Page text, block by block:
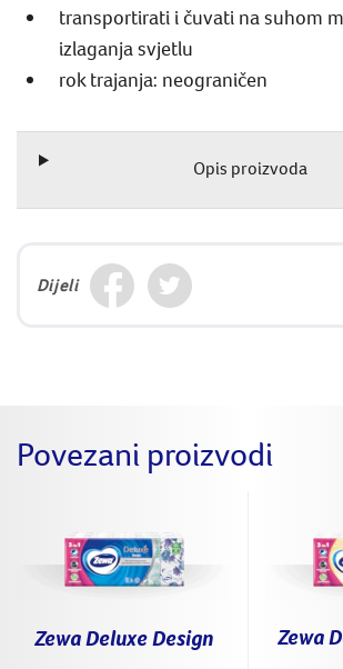
transportirati i čuvati na suhom
izlaganja svjetlu
rok trajanja: neograničen
Opis proizvoda
Dijeli
Povezani proizvodi
Zewa Deluxe Design
Zewa